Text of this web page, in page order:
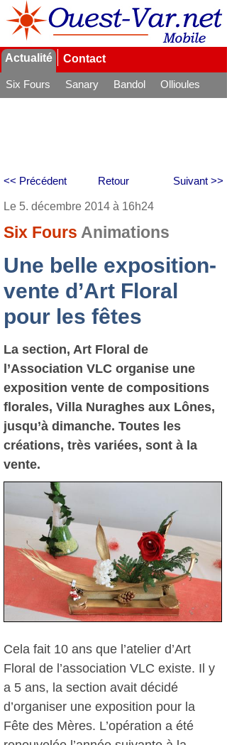
Actualité Contact
Six Fours Sanary Bandol
Ollioules
Retour
<< Précédent Suivant >>
Le 5. décembre 2014 à 16h24
Six Fours Animations
Une belle exposition-
vente d’Art Floral
pour les fêtes
La section, Art Floral de
l’Association VLC organise une
exposition vente de compositions
florales, Villa Nuraghes aux Lônes,
jusqu’à dimanche. Toutes les
créations, très variées, sont à la
vente.
Cela fait 10 ans que l’atelier d’Art
Floral de l’association VLC existe. Il y
a 5 ans, la section avait décidé
d’organiser une exposition pour la
Fête des Mères. L’opération a été